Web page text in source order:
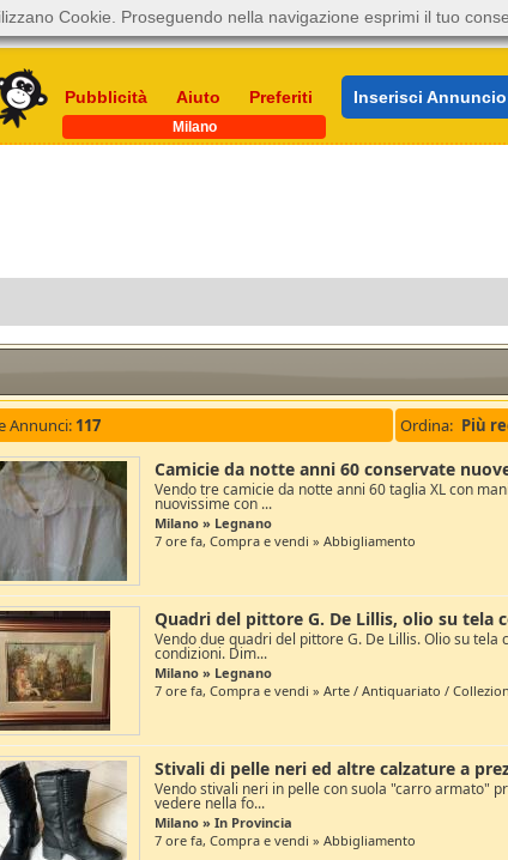
Pubblicità Aiuto Preferiti Inserisci Annuncio
Milano
Annunci: 117 Ordina:
Camicie da notte anni 60 conservate
Vendo tre camicie da notte anni 60 taglia XL con
nuovissime con ...
Milano » Legnano
7 ore fa, Compra e vendi » Abbigliamento
Quadri del pittore G. De Lillis, olio su tela
Vendo due quadri del pittore G. De Lillis. Olio su tela
condizioni. Dim...
Milano » Legnano
7 ore fa, Compra e vendi » Arte / Antiquariato /
Stivali di pelle neri ed altre calzature a
Vendo stivali neri in pelle con suola "carro armato"
vedere nella fo...
Milano » In Provincia
7 ore fa, Compra e vendi » Abbigliamento
Cookie. Proseguendo nella navigazione esprimi il tuo